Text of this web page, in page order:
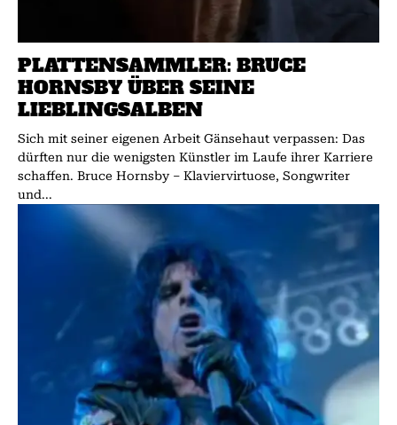
PLATTENSAMMLER: BRUCE
HORNSBY ÜBER SEINE
LIEBLINGSALBEN
Sich mit seiner eigenen Arbeit Gänsehaut verpassen: Das
dürften nur die wenigsten Künstler im Laufe ihrer Karriere
schaffen. Bruce Hornsby – Klaviervirtuose, Songwriter
und...